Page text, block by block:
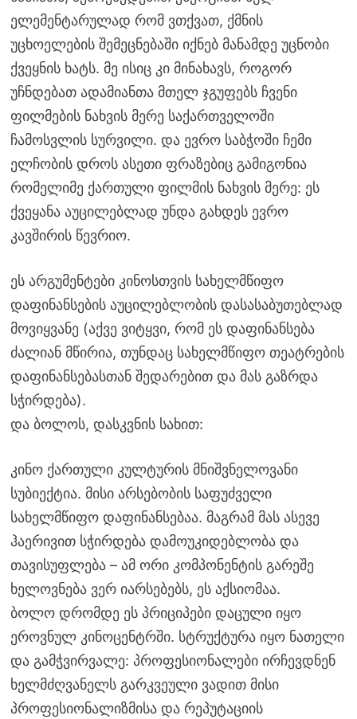
ელემენტარულად რომ ვთქვათ, ქმნის
უცხოელების შემეცნებაში იქნებ მანამდე უცნობი
ქვეყნის ხატს. მე ისიც კი მინახავს, როგორ
უჩნდებათ ადამიანთა მთელ ჯგუფებს ჩვენი
ფილმების ნახვის მერე საქართველოში
ჩამოსვლის სურვილი. და ევრო საბჭოში ჩემი
ელჩობის დროს ასეთი ფრაზებიც გამიგონია
რომელიმე ქართული ფილმის ნახვის მერე: ეს
ქვეყანა აუცილებლად უნდა გახდეს ევრო
კავშირის წევრიო.
ეს არგუმენტები კინოსთვის სახელმწიფო
დაფინანსების აუცილებლობის დასასაბუთებლად
მოვიყვანე (აქვე ვიტყვი, რომ ეს დაფინანსება
ძალიან მწირია, თუნდაც სახელმწიფო თეატრების
დაფინანსებასთან შედარებით და მას გაზრდა
სჭირდება).
და ბოლოს, დასკვნის სახით:
კინო ქართული კულტურის მნიშვნელოვანი
სუბიექტია. მისი არსებობის საფუძველი
სახელმწიფო დაფინანსებაა. მაგრამ მას ასევე
ჰაერივით სჭირდება დამოუკიდებლობა და
თავისუფლება – ამ ორი კომპონენტის გარეშე
ხელოვნება ვერ იარსებებს, ეს აქსიომაა.
ბოლო დრომდე ეს პრიციპები დაცული იყო
ეროვნულ კინოცენტრში. სტრუქტურა იყო ნათელი
და გამჭვირვალე: პროფესიონალები ირჩევდნენ
ხელმძღვანელს გარკვეული ვადით მისი
პროფესიონალიზმისა და რეპუტაციის